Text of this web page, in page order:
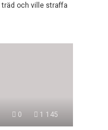
och ville straffa
0 1 145